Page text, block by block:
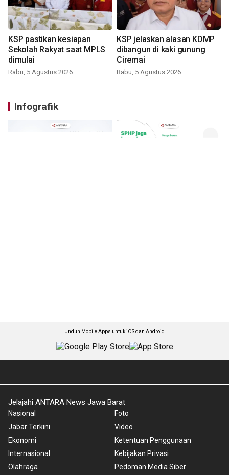
KSP pastikan kesiapan
Sekolah Rakyat saat MPLS
dimulai
Rabu, 5 Agustus 2026
KSP jelaskan alasan KDMP
dibangun di kaki gunung
Ciremai
Rabu, 5 Agustus 2026
Infografik
Unduh Mobile Apps untuk iOS dan Android
Jelajahi ANTARA News Jawa Barat
Nasional
Jabar Terkini
Ekonomi
Internasional
Olahraga
Foto
Video
Ketentuan Penggunaan
Kebijakan Privasi
Pedoman Media Siber